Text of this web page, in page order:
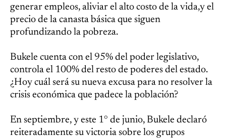
generar empleos, aliviar el alto costo de la vida,y el
precio de la canasta básica que siguen
profundizando la pobreza.
Bukele cuenta con el 95% del poder legislativo,
controla el 100% del resto de poderes del estado.
¿Hoy cuál será su nueva excusa para no resolver la
crisis económica que padece la población?
En septiembre, y este 1° de junio, Bukele declaró
reiteradamente su victoria sobre los grupos